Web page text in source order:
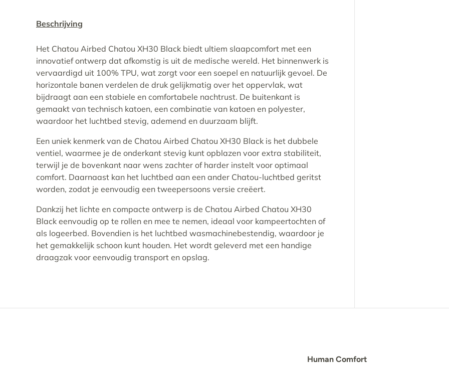
Beschrijving
Het Chatou Airbed Chatou XH30 Black biedt ultiem slaapcomfort met een
innovatief ontwerp dat afkomstig is uit de medische wereld. Het binnenwerk is
vervaardigd uit 100% TPU, wat zorgt voor een soepel en natuurlijk gevoel. De
horizontale banen verdelen de druk gelijkmatig over het oppervlak, wat
bijdraagt aan een stabiele en comfortabele nachtrust. De buitenkant is
gemaakt van technisch katoen, een combinatie van katoen en polyester,
waardoor het luchtbed stevig, ademend en duurzaam blijft.
Een uniek kenmerk van de Chatou Airbed Chatou XH30 Black is het dubbele
ventiel, waarmee je de onderkant stevig kunt opblazen voor extra stabiliteit,
terwijl je de bovenkant naar wens zachter of harder instelt voor optimaal
comfort. Daarnaast kan het luchtbed aan een ander Chatou-luchtbed geritst
worden, zodat je eenvoudig een tweepersoons versie creëert.
Dankzij het lichte en compacte ontwerp is de Chatou Airbed Chatou XH30
Black eenvoudig op te rollen en mee te nemen, ideaal voor kampeertochten of
als logeerbed. Bovendien is het luchtbed wasmachinebestendig, waardoor je
het gemakkelijk schoon kunt houden. Het wordt geleverd met een handige
draagzak voor eenvoudig transport en opslag.
Human Comfort